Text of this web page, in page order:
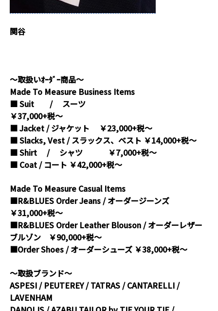
関谷
～取扱いｵｰﾀﾞｰ商品～
Made To Measure Business Items
■ Suit / スーツ
￥37,000+税～
■ Jacket / ジャケット ￥23,000+税～
■ Slacks, Vest / スラックス、ベスト ￥14,000+税～
■ Shirt / シャツ ￥7,000+税～
■ Coat / コート ￥42,000+税～
Made To Measure Casual Items
■R&BLUES Order Jeans / オーダージーンズ
￥31,000+税～
■R&BLUES Order Leather Blouson / オーダーレザー
ブルゾン ￥90,000+税～
■Order Shoes / オーダーシューズ ￥38,000+税～
～取扱ブランド～
ASPESI / PEUTEREY / TATRAS / CANTARELLI /
LAVENHAM